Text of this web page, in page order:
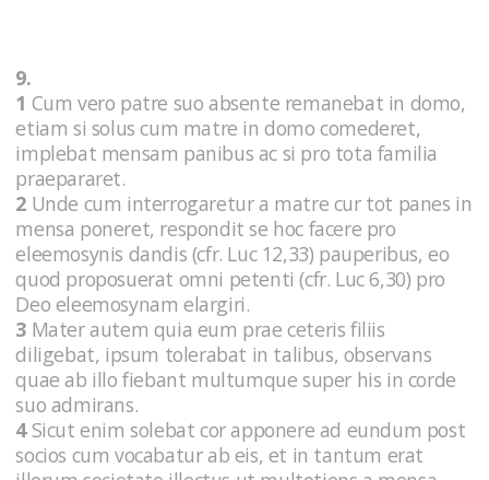
9.
1 Cum vero patre suo absente remanebat in domo,
etiam si solus cum matre in domo comederet,
implebat mensam panibus ac si pro tota familia
praepararet.
2 Unde cum interrogaretur a matre cur tot panes in
mensa poneret, respondit se hoc facere pro
eleemosynis dandis (cfr. Luc 12,33) pauperibus, eo
quod proposuerat omni petenti (cfr. Luc 6,30) pro
Deo eleemosynam elargiri.
3 Mater autem quia eum prae ceteris filiis
diligebat, ipsum tolerabat in talibus, observans
quae ab illo fiebant multumque super his in corde
suo admirans.
4Sicut enim solebat cor apponere ad eundum post
socios cum vocabatur ab eis, et in tantum erat